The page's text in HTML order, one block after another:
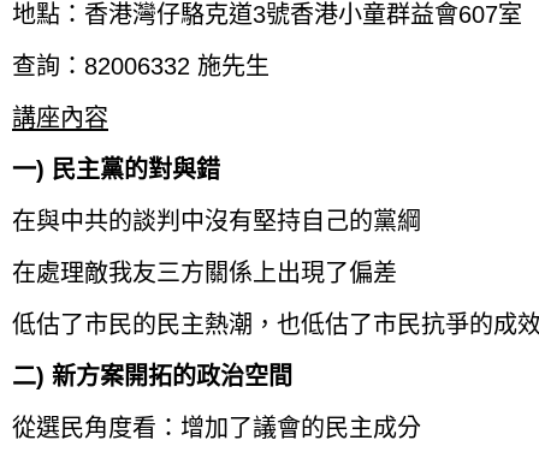
地點：香港灣仔駱克道3號香港小童群益會607室
查詢：82006332 施先生
講座內容
一) 民主黨的對與錯
在與中共的談判中沒有堅持自己的黨綱
在處理敵我友三方關係上出現了偏差
低估了市民的民主熱潮，也低估了市民抗爭的成
二) 新方案開拓的政治空間
從選民角度看：增加了議會的民主成分